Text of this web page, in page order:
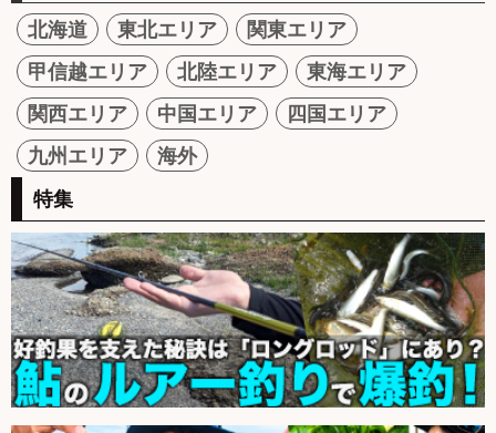
北海道 東北エリア
関東エリア
甲信越エリア
北陸エリア
東海エリア
関西エリア
中国エリア
四国エリア
九州エリア
海外
特集